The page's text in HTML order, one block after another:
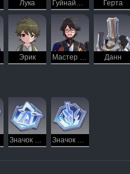
Лука Герта
Эрик Данн